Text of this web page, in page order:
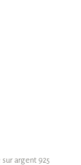
argent 925